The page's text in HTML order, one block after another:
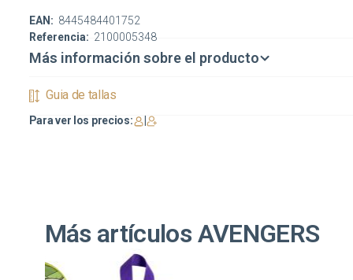
Referencia: 2100005348
EAN: 8445484401752
Más información sobre el producto
Guia de tallas
Para ver los precios:
Más artículos AVENGERS